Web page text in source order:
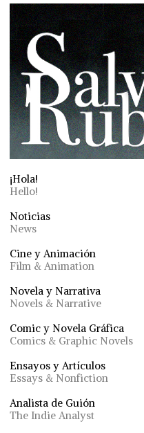
¡Hola!
Hello!
Noticias
News
Cine y Animación
Film & Animation
Novela y Narrativa
Novels & Narrative
Comic y Novela Gráfica
Comics & Graphic Novels
Ensayos y Artículos
Essays & Nonfiction
Analista de Guión
The Indie Analyst